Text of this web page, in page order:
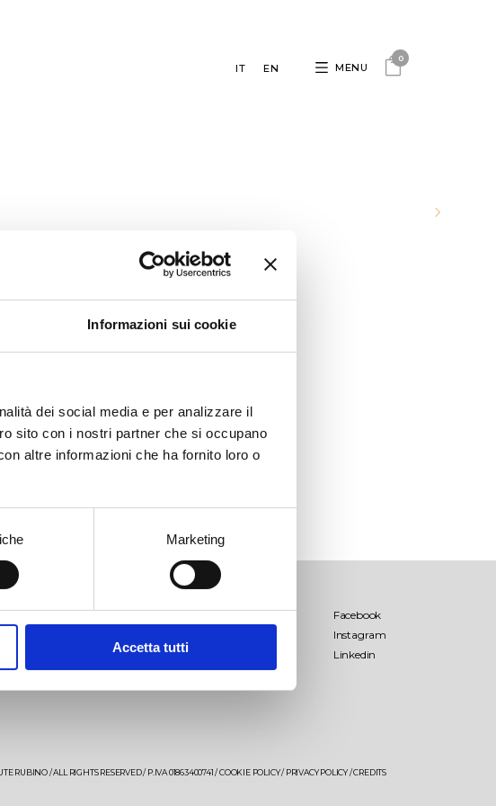
Informazioni sui cookie
dei social media e per analizzare il
sito con i nostri partner che si occupano
altre informazioni che ha fornito loro o
Marketing
Accetta tutti
IT EN MENU
0
Facebook
Instagram
Linkedin
RUBINO / ALL RIGHTS RESERVED / P.IVA 01863400741 /COOKIE POLICY/PRIVACY POLICY/CREDITS
Palombara